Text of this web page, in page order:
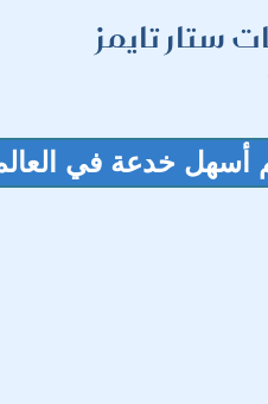
ستار تايمز
أسهل خدعة في